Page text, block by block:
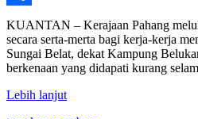
Share
KUANTAN – Kerajaan Pahang
secara serta-merta bagi kerja-kerja
Sungai Belat, dekat Kampung
berkenaan yang didapati kurang
Lebih lanjut